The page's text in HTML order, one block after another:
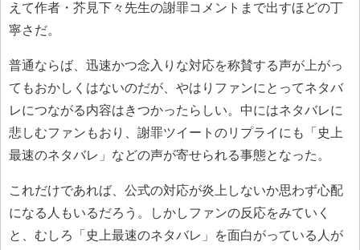
えて作者・芥見下々先生の謝罪コメントまで出すほどの丁
寧さだ。
普通ならば、迅速かつ念入りな対応を称賛する声が上がっ
てもおかしくはないのだが、やはりファンにとってネタバ
レにつながる内容はきつかったらしい。中にはネタバレに
悲しむファンもおり、謝罪ツイートのリプライにも「史上
最速のネタバレ」などの声が寄せられる事態となった。
これだけであれば、公式の対応が炎上しないか思わず心配
になる人もいるだろう。しかしファンの反応をみていく
と、むしろ「史上最速のネタバレ」を面白がっている人が